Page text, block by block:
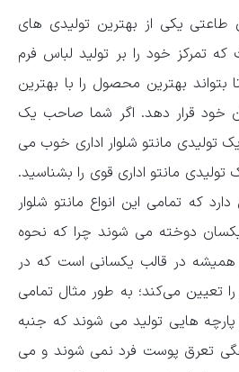
طاعتی یکی از بهترین تولیدی های
که تمرکز خود را بر تولید لباس فرم
بتواند بهترین محصول را با بهترین
خود قرار دهد. اگر شما صاحب یک
تولیدی مانتو شلوار اداری خوب می
تولیدی مانتو اداری قوی را بشناسید.
دارد که تمامی این انواع مانتو شلوار
دوخته می شوند چرا که نحوه
همیشه در قالب یکسانی است که در
تعیین می‌کند؛ به طور مثال تمامی
پارچه هایی تولید می شوند که جنبه
تعرق پوست فرد نمی شوند و می